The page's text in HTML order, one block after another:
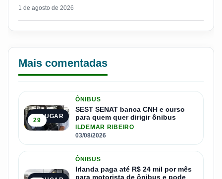
1 de agosto de 2026
Mais comentadas
1º LUGAR
29
ÔNIBUS
SEST SENAT banca CNH e curso
para quem quer dirigir ônibus
ILDEMAR RIBEIRO
03/08/2026
ÔNIBUS
Irlanda paga até R$ 24 mil por mês
para motorista de ônibus e pode